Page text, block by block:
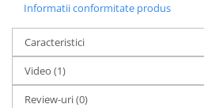
Informatii conformitate produs
Caracteristici
Video (1)
Review-uri(0)